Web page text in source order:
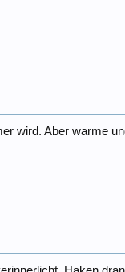
wird. Aber warme